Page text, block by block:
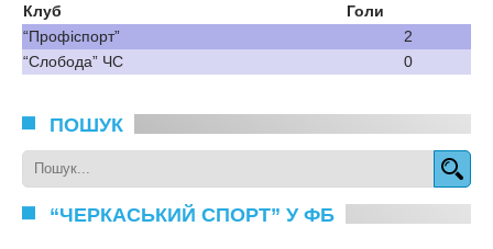
Клуб
Голи
“Профіспорт”
2
“Слобода” ЧС
0
ПОШУК
“ЧЕРКАСЬКИЙ СПОРТ” У ФБ